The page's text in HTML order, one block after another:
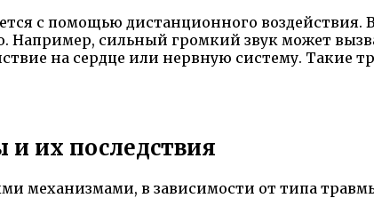
с помощью дистанционного
Например, сильный громкий звук может
на сердце или нервную систему. Такие
их последствия
механизмами, в зависимости от типа